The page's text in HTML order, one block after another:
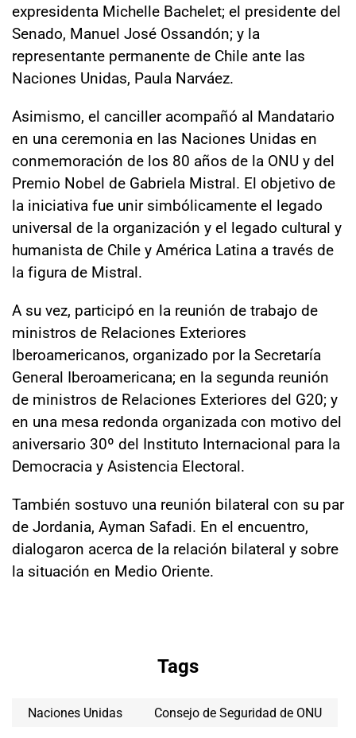
expresidenta Michelle Bachelet; el presidente del
Senado, Manuel José Ossandón; y la
representante permanente de Chile ante las
Naciones Unidas, Paula Narváez.
Asimismo, el canciller acompañó al Mandatario
en una ceremonia en las Naciones Unidas en
conmemoración de los 80 años de la ONU y del
Premio Nobel de Gabriela Mistral. El objetivo de
la iniciativa fue unir simbólicamente el legado
universal de la organización y el legado cultural y
humanista de Chile y América Latina a través de
la figura de Mistral.
A su vez, participó en la reunión de trabajo de
ministros de Relaciones Exteriores
Iberoamericanos, organizado por la Secretaría
General Iberoamericana; en la segunda reunión
de ministros de Relaciones Exteriores del G20; y
en una mesa redonda organizada con motivo del
aniversario 30º del Instituto Internacional para la
Democracia y Asistencia Electoral.
También sostuvo una reunión bilateral con su par
de Jordania, Ayman Safadi. En el encuentro,
dialogaron acerca de la relación bilateral y sobre
la situación en Medio Oriente.
Tags
Naciones Unidas Consejo de Seguridad de ONU